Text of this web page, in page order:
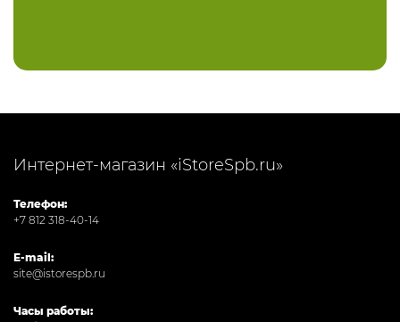
Интернет-магазин «iStoreSpb.ru»
Телефон:
+7 812 318-40-14
E-mail:
site@istorespb.ru
Часы работы: